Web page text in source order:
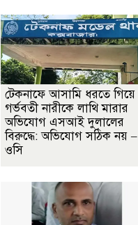
টেকনাফে আসামি ধরতে গিয়ে
গর্ভবতী নারীকে লাথি মারার
অভিযোগ এসআই দুলালের
বিরুদ্ধে: অভিযোগ সঠিক নয় –
ওসি